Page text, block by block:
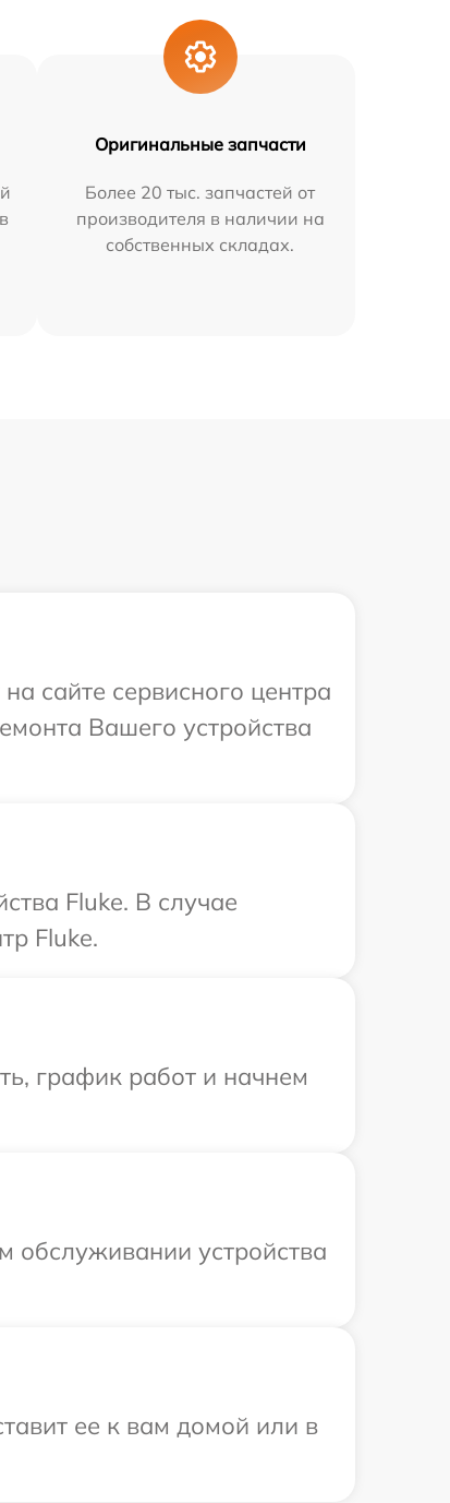
Оригинальные запчасти
Более 20 тыс. запчастей от
производителя в наличии на
собственных складах.
сайте сервисного центра
Вашего устройства
Fluke. В случае
Fluke.
график работ и начнем
обслуживании устройства
ее к вам домой или в